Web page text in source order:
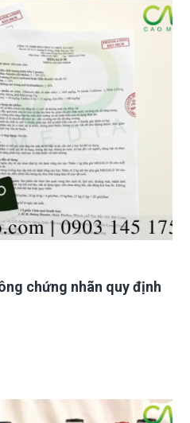
chứng nhãn quy định